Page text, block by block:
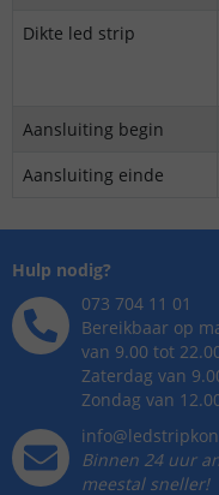
Dikte led strip
Aansluiting begin
Aansluiting einde
Hulp nodig?
073 704 11 01
Bereikbaar op
van 9.00 tot
Zaterdag van
Zondag van
Binnen 24 uur
meestal sneller!